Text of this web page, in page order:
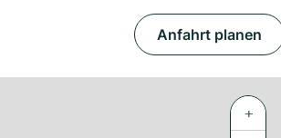
Anfahrt planen
+